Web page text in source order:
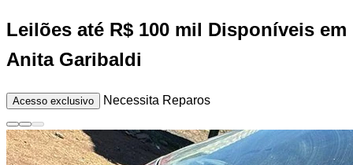
Leilões até R$ 100 mil Disponíveis em
Anita Garibaldi
Acesso exclusivo Necessita Reparos